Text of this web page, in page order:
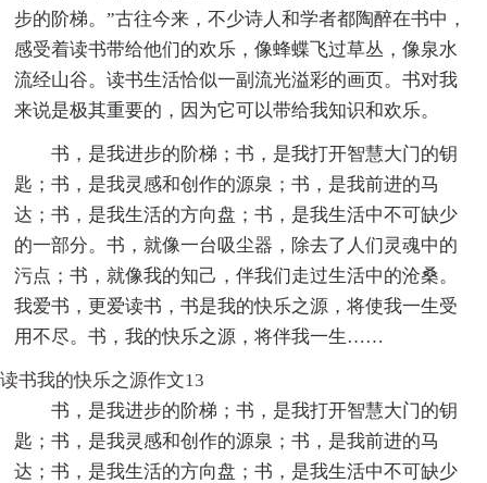
步的阶梯。”古往今来，不少诗人和学者都陶醉在书中，
感受着读书带给他们的欢乐，像蜂蝶飞过草丛，像泉水
流经山谷。读书生活恰似一副流光溢彩的画页。书对我
来说是极其重要的，因为它可以带给我知识和欢乐。
书，是我进步的阶梯；书，是我打开智慧大门的钥
匙；书，是我灵感和创作的源泉；书，是我前进的马
达；书，是我生活的方向盘；书，是我生活中不可缺少
的一部分。书，就像一台吸尘器，除去了人们灵魂中的
污点；书，就像我的知己，伴我们走过生活中的沧桑。
我爱书，更爱读书，书是我的快乐之源，将使我一生受
用不尽。书，我的快乐之源，将伴我一生……
读书我的快乐之源作文13
书，是我进步的阶梯；书，是我打开智慧大门的钥
匙；书，是我灵感和创作的源泉；书，是我前进的马
达；书，是我生活的方向盘；书，是我生活中不可缺少